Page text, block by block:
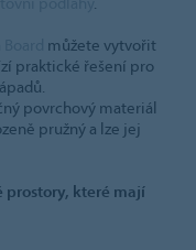
můžete vytvořit
praktické řešení pro
povrchový materiál
pružný a lze jej
které mají